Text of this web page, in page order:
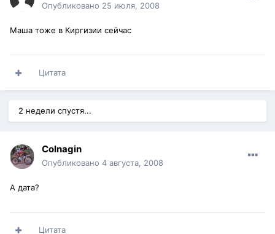
Опубликовано 25 июля, 2008
Маша тоже в Киргизии сейчас
Цитата
2 недели спустя...
Colnagin
Опубликовано 4 августа, 2008
А дата?
Цитата